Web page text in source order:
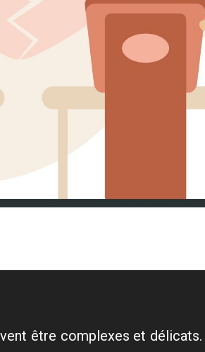
être complexes et